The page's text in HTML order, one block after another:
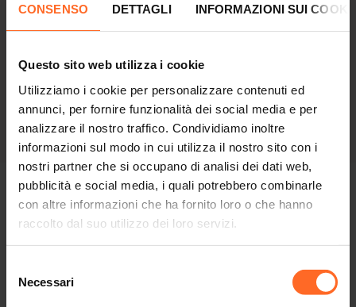
CONSENSO DETTAGLI INFORMAZIONI SUI
Questo sito web utilizza i cookie
Utilizziamo i cookie per personalizzare contenuti ed
annunci, per fornire funzionalità dei social media e per
analizzare il nostro traffico. Condividiamo inoltre
informazioni sul modo in cui utilizza il nostro sito con i
nostri partner che si occupano di analisi dei dati web,
pubblicità e social media, i quali potrebbero combinarle
con altre informazioni che ha fornito loro o che hanno
raccolto dal suo utilizzo dei loro servizi.
delNecessari
OGNI GIORNO UNA NUOVA SFIDA
Jobs@Twenty
dinamico: 80 negozi dei più grandi marchi, ristoranti,